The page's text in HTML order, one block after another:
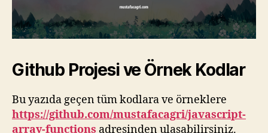
Github Projesi ve Örnek Kodlar
Bu yazıda geçen tüm kodlara ve örneklere
https://github.com/mustafacagri/javascript-
array-functions adresinden ulaşabilirsiniz.